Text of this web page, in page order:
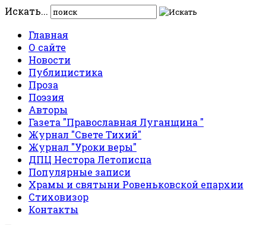
Искать...
Главная
О сайте
Новости
Публицистика
Проза
Поэзия
Авторы
Газета "Православная Луганщина "
Журнал "Свете Тихий"
Журнал "Уроки веры"
ДПЦ Нестора Летописца
Популярные записи
Храмы и святыни Ровеньковской епархии
Стиховизор
Контакты